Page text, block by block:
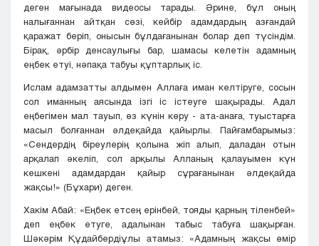
деген мағынада видеосы тарады. Әрине, бұл оның
налығаннан айтқан сөзі, кейбір адамдардың азғандай
қаражат беріп, онысын бұлдағанынан болар деп түсіндім.
Бірақ, әрбір денсаулығы бар, шамасы келетін адамның
еңбек етуі, нәпақа табуы құптарлық іс.
Ислам адамзатты алдымен Аллаға иман келтіруге, сосын
сол иманның аясында ізгі іс істеуге шақырады. Адал
еңбегімен мал тауып, өз күнін көру - ата-анаға, туыстарға
масыл болғаннан әлдеқайда қайырлы. Пайғамбарымыз:
«Сендердің біреулерің қолына жіп алып, даладан отын
арқалап әкеліп, сол арқылы Алланың қалауымен күн
кешкені адамдардан қайыр сұрағанынан әлдеқайда
жақсы!» (Бұхари) деген.
Хакім Абай: «Еңбек етсең ерінбей, тояды қарның тіленбей»
деп еңбек етуге, адалынан табыс табуға шақырған.
Шәкәрім Құдайбердіұлы атамыз: «Адамның жақсы өмір